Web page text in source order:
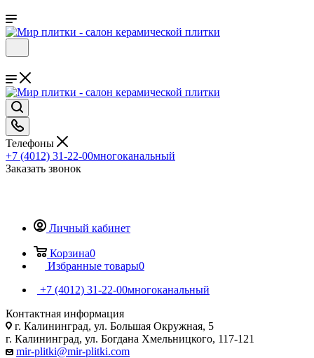
Телефоны
+7 (4012) 31-22-00многоканальный
Заказать звонок
Личный кабинет
Корзина0
Избранные товары0
+7 (4012) 31-22-00многоканальный
Контактная информация
г. Калининград, ул. Большая Окружная, 5
г. Калининград, ул. Богдана Хмельницкого, 117-121
mir-plitki@mir-plitki.com